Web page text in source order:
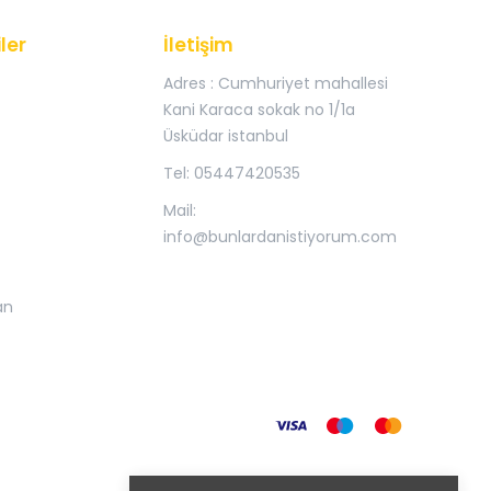
İletişim
Adres : Cumhuriyet mahallesi
Kani Karaca sokak no 1/1a
Üsküdar istanbul
Tel: 05447420535
Mail:
info@bunlardanistiyorum.com